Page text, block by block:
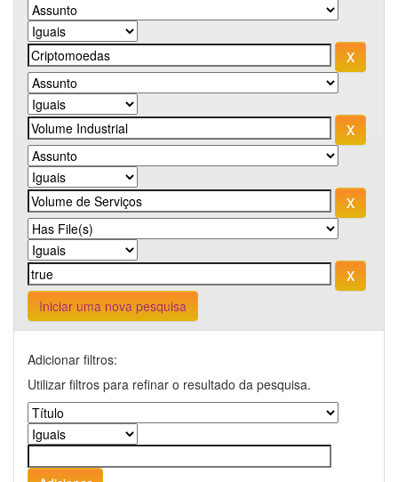
Iniciar uma nova pesquisa
Adicionar filtros:
Utilizar filtros para refinar o resultado da pesquisa.